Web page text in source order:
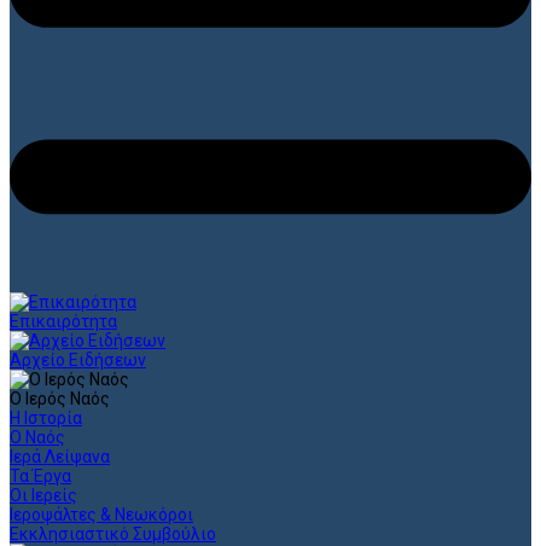
Επικαιρότητα
Αρχείο Ειδήσεων
Ο Ιερός Ναός
Η Ιστορία
Ο Ναός
Ιερά Λείψανα
Τα Έργα
Οι Ιερείς
Ιεροψάλτες & Νεωκόροι
Εκκλησιαστικό Συμβούλιο